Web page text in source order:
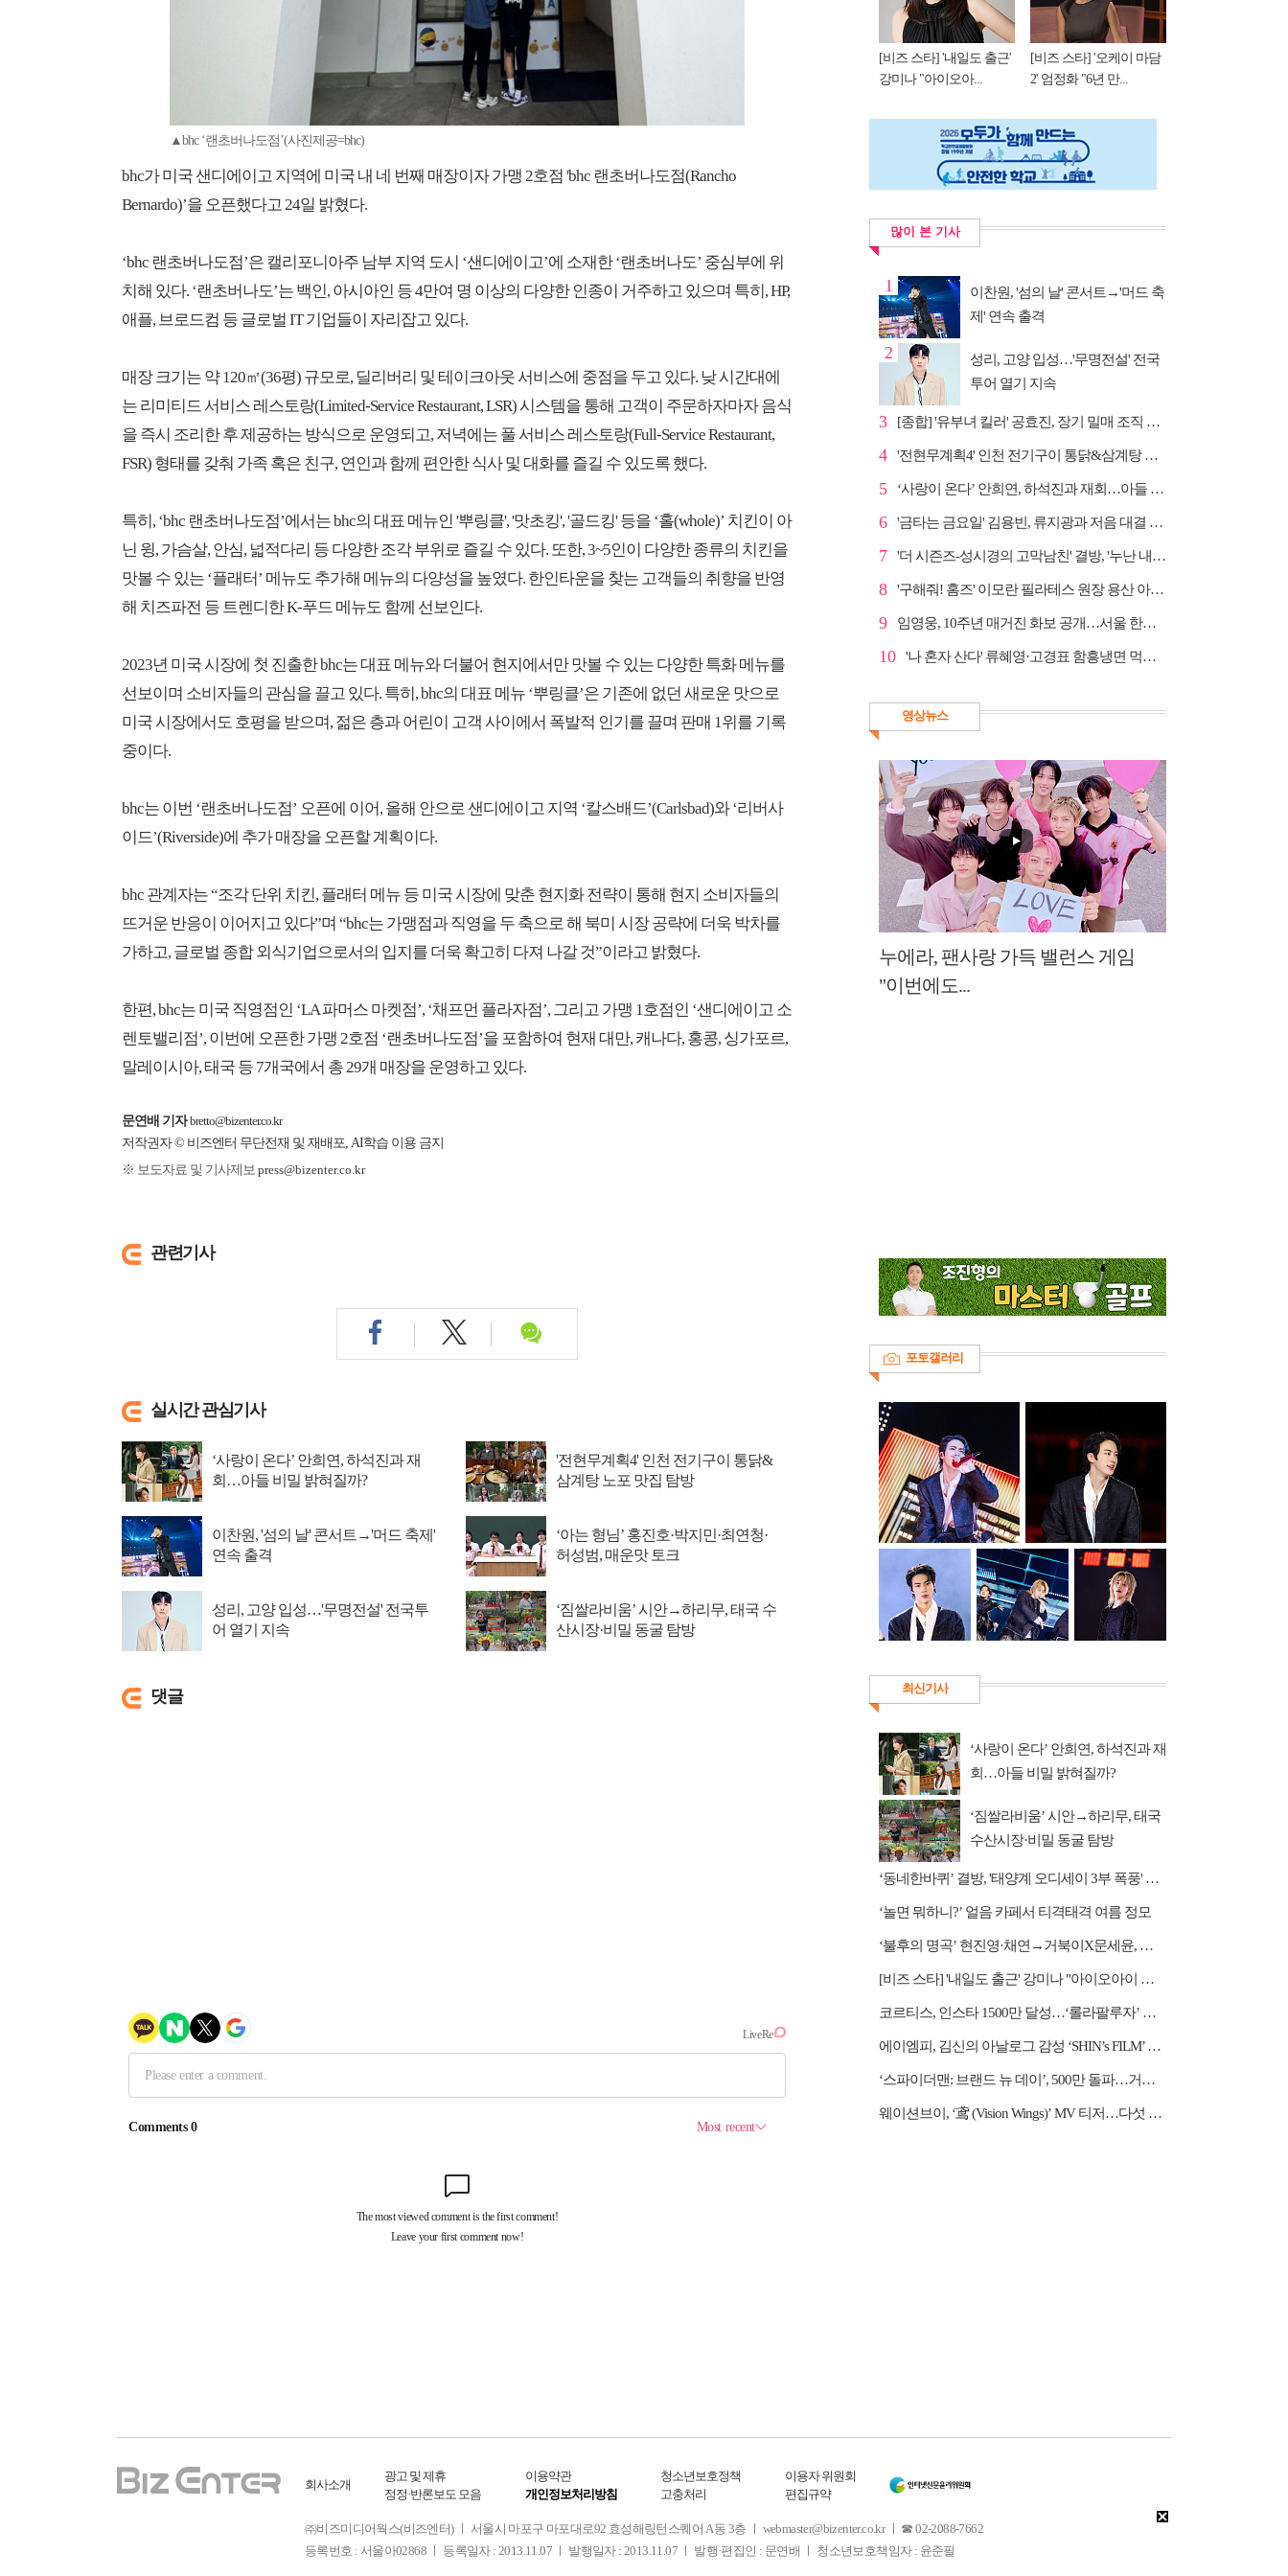
▲bhc ‘랜초버나도점’(사진제공=bhc)
bhc가 미국 샌디에이고 지역에 미국 내 네 번째 매장이자 가맹 2호점 'bhc 랜초버나도점(Rancho
Bernardo)’을 오픈했다고 24일 밝혔다.
‘bhc 랜초버나도점’은 캘리포니아주 남부 지역 도시 ‘샌디에이고’에 소재한 ‘랜초버나도’ 중심부에 위
치해 있다. ‘랜초버나도’는 백인, 아시아인 등 4만여 명 이상의 다양한 인종이 거주하고 있으며 특히, HP,
애플, 브로드컴 등 글로벌 IT 기업들이 자리잡고 있다.
매장 크기는 약 120㎡(36평) 규모로, 딜리버리 및 테이크아웃 서비스에 중점을 두고 있다. 낮 시간대에
는 리미티드 서비스 레스토랑(Limited-Service Restaurant, LSR) 시스템을 통해 고객이 주문하자마자 음식
을 즉시 조리한 후 제공하는 방식으로 운영되고, 저녁에는 풀 서비스 레스토랑(Full-Service Restaurant,
FSR) 형태를 갖춰 가족 혹은 친구, 연인과 함께 편안한 식사 및 대화를 즐길 수 있도록 했다.
특히, ‘bhc 랜초버나도점’에서는 bhc의 대표 메뉴인 '뿌링클', '맛초킹', '골드킹' 등을 ‘홀(whole)’ 치킨이 아
닌 윙, 가슴살, 안심, 넓적다리 등 다양한 조각 부위로 즐길 수 있다. 또한, 3~5인이 다양한 종류의 치킨을
맛볼 수 있는 ‘플래터’ 메뉴도 추가해 메뉴의 다양성을 높였다. 한인타운을 찾는 고객들의 취향을 반영
해 치즈파전 등 트렌디한 K-푸드 메뉴도 함께 선보인다.
2023년 미국 시장에 첫 진출한 bhc는 대표 메뉴와 더불어 현지에서만 맛볼 수 있는 다양한 특화 메뉴를
선보이며 소비자들의 관심을 끌고 있다. 특히, bhc의 대표 메뉴 ‘뿌링클’은 기존에 없던 새로운 맛으로
미국 시장에서도 호평을 받으며, 젊은 층과 어린이 고객 사이에서 폭발적 인기를 끌며 판매 1위를 기록
중이다.
bhc는 이번 ‘랜초버나도점’ 오픈에 이어, 올해 안으로 샌디에이고 지역 ‘칼스배드’(Carlsbad)와 ‘리버사
이드’(Riverside)에 추가 매장을 오픈할 계획이다.
bhc 관계자는 “조각 단위 치킨, 플래터 메뉴 등 미국 시장에 맞춘 현지화 전략이 통해 현지 소비자들의
뜨거운 반응이 이어지고 있다”며 “bhc는 가맹점과 직영을 두 축으로 해 북미 시장 공략에 더욱 박차를
가하고, 글로벌 종합 외식기업으로서의 입지를 더욱 확고히 다져 나갈 것”이라고 밝혔다.
한편, bhc는 미국 직영점인 ‘LA 파머스 마켓점’, ‘채프먼 플라자점’, 그리고 가맹 1호점인 ‘샌디에이고 소
렌토밸리점’, 이번에 오픈한 가맹 2호점 ‘랜초버나도점’을 포함하여 현재 대만, 캐나다, 홍콩, 싱가포르,
말레이시아, 태국 등 7개국에서 총 29개 매장을 운영하고 있다.
문연배 기자 bretto@bizenter.co.kr
저작권자 © 비즈엔터 무단전재 및 재배포, AI학습 이용 금지
※ 보도자료 및 기사제보 press@bizenter.co.kr
관련기사
실시간 관심기사
‘사랑이 온다’ 안희연, 하석진과 재
회…아들 비밀 밝혀질까?
'전현무계획4' 인천 전기구이 통닭&
삼계탕 노포 맛집 탐방
이찬원, '섬의 날' 콘서트→'머드 축제'
연속 출격
‘아는 형님’ 홍진호·박지민·최연청·
허성범, 매운맛 토크
성리, 고양 입성…'무명전설' 전국투
어 열기 지속
‘짐쌀라비움’ 시안→하리무, 태국 수
산시장·비밀 동굴 탐방
댓글
[비즈 스타] '내일도 출근'
강미나 "아이오아...
[비즈 스타] '오케이 마담
2' 엄정화 "6년 만...
많이 본 기사
1
이찬원, '섬의 날' 콘서트→'머드 축
제' 연속 출격
2
성리, 고양 입성…'무명전설' 전국
투어 열기 지속
3 [종합] '유부녀 킬러' 공효진, 장기 밀매 조직 소탕…4...
4 '전현무계획4' 인천 전기구이 통닭&삼계탕 노포 맛집 탐방
5 ‘사랑이 온다’ 안희연, 하석진과 재회…아들 비밀 밝혀...
6 '금타는 금요일' 김용빈, 류지광과 저음 대결 승리
7 '더 시즌즈-성시경의 고막남친' 결방, '누난 내게 여자...
8 '구해줘! 홈즈' 이모란 필라테스 원장 용산 아파트 방...
9 임영웅, 10주년 매거진 화보 공개…서울 한복판 대형 현...
10 '나 혼자 산다' 류혜영·고경표 함흥냉면 먹방→남산 산책
영상뉴스
누에라, 팬사랑 가득 밸런스 게임
"이번에도...
포토갤러리
최신기사
‘사랑이 온다’ 안희연, 하석진과 재
회…아들 비밀 밝혀질까?
‘짐쌀라비움’ 시안→하리무, 태국
수산시장·비밀 동굴 탐방
‘동네한바퀴’ 결방, '태양계 오디세이 3부 폭풍' 편성
‘놀면 뭐하니?’ 얼음 카페서 티격태격 여름 정모
‘불후의 명곡’ 현진영·채연→거북이X문세윤, 레전드 배틀
[비즈 스타] '내일도 출근' 강미나 "아이오아이 불화설? 사실 아냐"(인터뷰)
코르티스, 인스타 1500만 달성…‘롤라팔루자’ 무대 열기 이어간다
에이엠피, 김신의 아날로그 감성 ‘SHIN’s FILM’ 공개
‘스파이더맨: 브랜드 뉴 데이’, 500만 돌파…거침없는 흥행 질주
웨이션브이, ‘鸢 (Vision Wings)’ MV 티저…다섯 전사들의 강렬한 비상
회사소개
광고 및 제휴
정정·반론보도 모음
이용약관
개인정보처리방침
청소년보호정책
고충처리
이용자 위원회
편집규약
㈜비즈미디어웍스(비즈엔터) ㅣ 서울시 마포구 마포대로92 효성해링턴스퀘어 A동 3층 ㅣ webmaster@bizenter.co.kr ㅣ ☎ 02-2088-7662
등록번호 : 서울아02868 ㅣ 등록일자 : 2013.11.07 ㅣ 발행일자 : 2013.11.07 ㅣ 발행·편집인 : 문연배 ㅣ 청소년보호책임자 : 윤준필